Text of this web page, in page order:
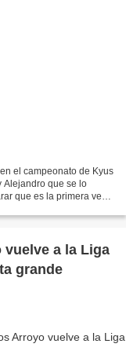
el campeonato de Kyus
Alejandro que se lo
que es la primera vez
a la Liga
grande